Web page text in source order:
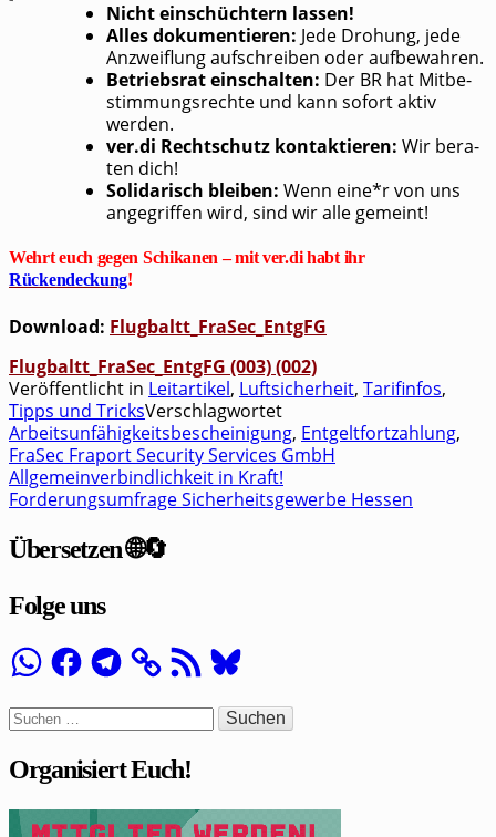
Nicht ein­schüch­tern lassen!
Alles doku­men­tie­ren: Jede Dro­hung, jede
Anzweif­lung auf­schrei­ben oder aufbewahren.
Betriebs­rat ein­schal­ten: Der BR hat Mit­be­
stim­mungs­rech­te und kann sofort aktiv
werden.
ver.di Recht­schutz kon­tak­tie­ren: Wir bera­
ten dich!
Soli­da­risch blei­ben: Wenn eine*r von uns
ange­grif­fen wird, sind wir alle gemeint!
Wehrt euch gegen Schikanen – mit ver.di habt ihr
Rückendeckung!
Down­load: Flugbaltt_​FraSec_​EntgFG
Flugbaltt_​FraSec_​EntgFG (003) (002)
Veröffentlicht in Leitartikel, Luftsicherheit, Tarifinfos,
Tipps und TricksVerschlagwortet
Arbeitsunfähigkeitsbescheinigung, Entgeltfortzahlung,
FraSec Fraport Security Services GmbH
Beitragsnavigation
Allgemeinverbindlichkeit in Kraft!
Forderungsumfrage Sicherheitsgewerbe Hessen
Übersetzen 🌐🔄
Folge uns
WhatsApp
FacebookTelegram RSS-
Feed
Bluesky
Suchen
nach:
Organisiert Euch!